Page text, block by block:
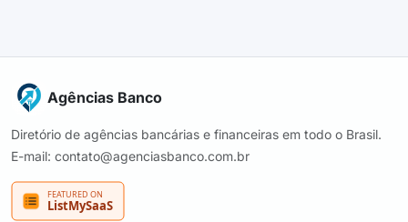
Agências Banco
Diretório de agências bancárias e financeiras em todo o Brasil.
E-mail: contato@agenciasbanco.com.br